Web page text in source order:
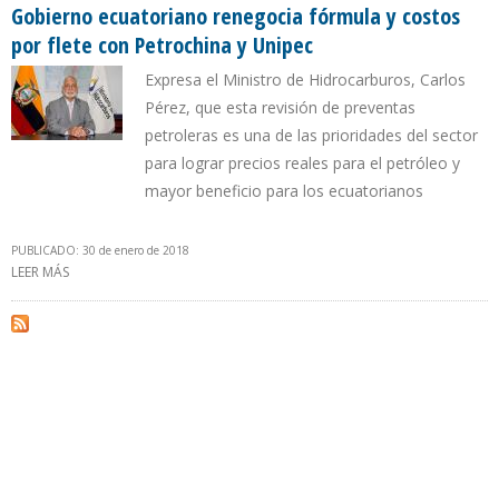
Gobierno ecuatoriano renegocia fórmula y costos
por flete con Petrochina y Unipec
Expresa el Ministro de Hidrocarburos, Carlos
Pérez, que esta revisión de preventas
petroleras es una de las prioridades del sector
para lograr precios reales para el petróleo y
mayor beneficio para los ecuatorianos
PUBLICADO: 30 de enero de 2018
LEER MÁS